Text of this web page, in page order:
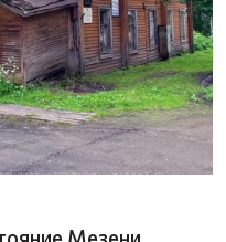
Мезени